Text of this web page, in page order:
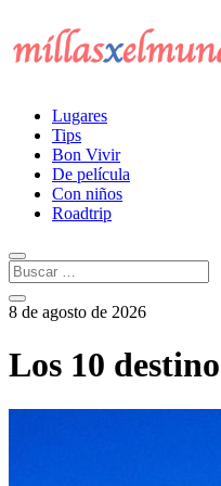
Lugares
Tips
Bon Vivir
De película
Con niños
Roadtrip
8 de agosto de 2026
Los 10